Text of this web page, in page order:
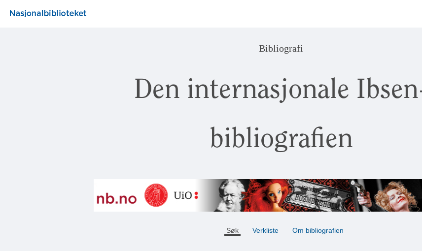
Bibliografi
Den internasjonale
bibliografien
Søk Verkliste Om bibliografien